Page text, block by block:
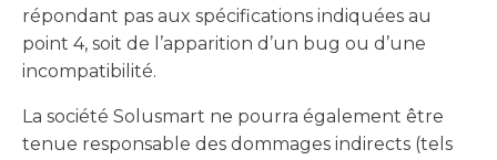
répondant pas aux spécifications indiquées au
point 4, soit de l’apparition d’un bug ou d’une
incompatibilité.
La société Solusmart ne pourra également être
tenue responsable des dommages indirects (tels